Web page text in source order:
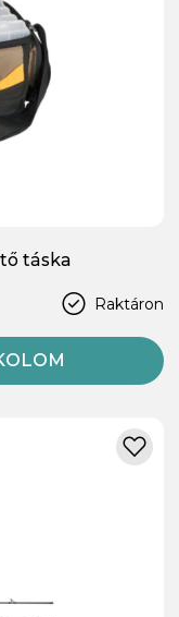
táska
Raktáron